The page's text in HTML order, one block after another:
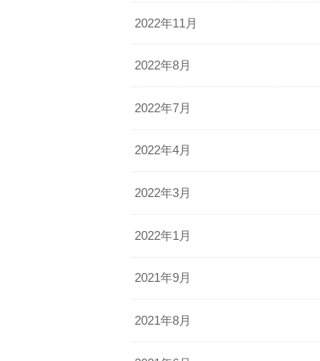
2022年11月
2022年8月
2022年7月
2022年4月
2022年3月
2022年1月
2021年9月
2021年8月